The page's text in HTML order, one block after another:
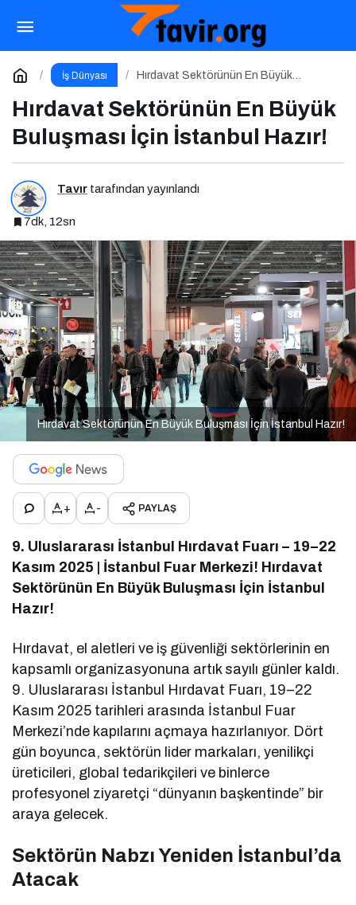
İş Dünyası
Hırdavat Sektörünün En Büyük
Hırdavat Sektörünün En Büyük
Buluşması İçin İstanbul Hazır!
Tavır tarafından yayınlandı
7dk, 12sn
Hırdavat Sektörünün En Büyük Buluşması İçin İstanbul Hazır!
+ - PAYLAŞ
9. Uluslararası İstanbul Hırdavat Fuarı – 19–22
Kasım 2025 | İstanbul Fuar Merkezi! Hırdavat
Sektörünün En Büyük Buluşması İçin İstanbul
Hazır!
Hırdavat, el aletleri ve iş güvenliği sektörlerinin en
kapsamlı organizasyonuna artık sayılı günler kaldı.
9. Uluslararası İstanbul Hırdavat Fuarı, 19–22
Kasım 2025 tarihleri arasında İstanbul Fuar
Merkezi’nde kapılarını açmaya hazırlanıyor. Dört
gün boyunca, sektörün lider markaları, yenilikçi
üreticileri, global tedarikçileri ve binlerce
profesyonel ziyaretçi “dünyanın başkentinde” bir
araya gelecek.
Sektörün Nabzı Yeniden İstanbul’da
Atacak
Türkiye Lojistik Zirvesi 2025
Yorum Yap